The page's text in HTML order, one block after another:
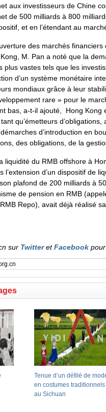
aux investisseurs de Chine
de 500 milliards à 800
et en l’étendant au
des marchés
M. Pan a noté que la
plus vastes tels que les
d’un système monétaire
mondiaux grâce à leur
rare » pour le
bas, a-t-il ajouté, Hong Kong
qu’émetteurs
d’introduction en
des obligations, de la
liquidité du RMB offshore à
l’extension d’un dispositif de
plafond de 200 milliards à
de pension en RMB
Repo), avait déjà réalisé
sur TwitteretFacebookpour